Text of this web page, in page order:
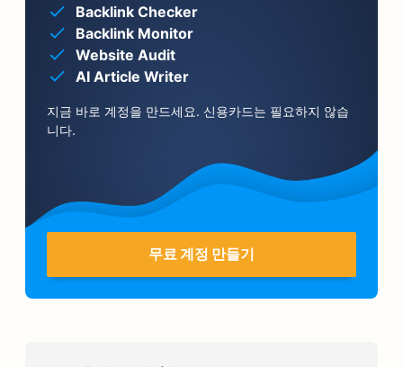
Backlink Checker
Backlink Monitor
Website Audit
AI Article Writer
지금 바로 계정을 만드세요. 신용카드는 필요하지 않습
니다.
무료 계정 만들기